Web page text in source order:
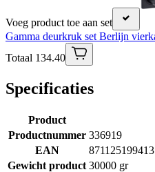
Voeg product toe aan set
Gamma deurkruk set Berlijn
Totaal 134.40
Specificaties
Product
Productnummer 336919
EAN
Gewicht product 30000 gr